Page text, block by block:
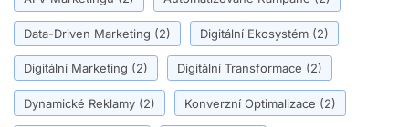
Data-Driven Marketing (2) Digitální Ekosystém (2)
Digitální Marketing (2) Digitální Transformace (2)
Dynamické Reklamy (2) Konverzní Optimalizace (2)